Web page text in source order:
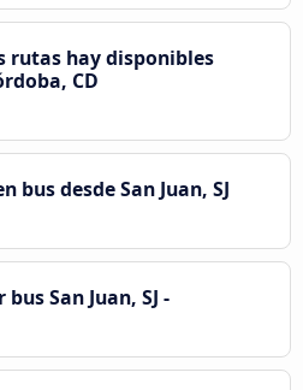
rutas hay disponibles
CD
bus desde San Juan, SJ
San Juan, SJ -